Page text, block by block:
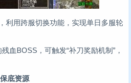
利用跨服切换功能，实现单日多服轮
血BOSS，可触发“补刀奖励机制”，
底资源